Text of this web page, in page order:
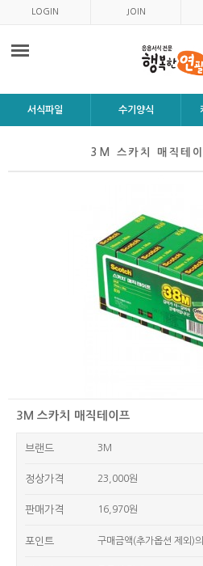
LOGIN JOIN
서식파일 수기양식
3M 스카치 매직테
3M 스카치 매직테이프
브랜드 3M
정상가격 23,000원
판매가격 16,970원
포인트 구매금액(추가옵션 제외)